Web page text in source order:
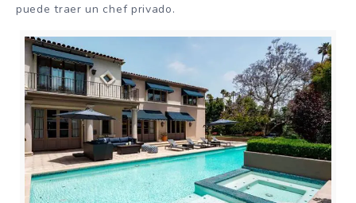
puede traer un chef privado.